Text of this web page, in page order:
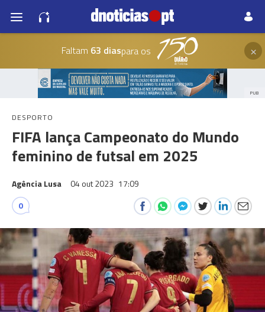
Faltam 63 diaspara os ×
PUB
DESPORTO
FIFA lança Campeonato do Mundo
feminino de futsal em 2025
Agência Lusa 04 out 2023 17:09
0